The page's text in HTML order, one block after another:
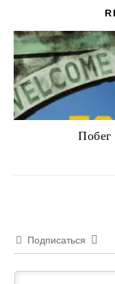
Подписаться